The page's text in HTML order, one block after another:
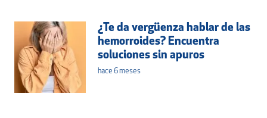
¿Te da vergüenza hablar de las
hemorroides? Encuentra
soluciones sin apuros
hace 6 meses